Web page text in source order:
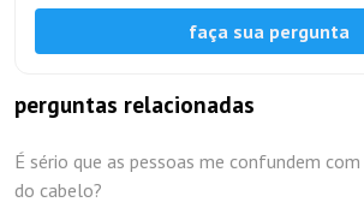
faça sua pergunta
perguntas relacionadas
É sério que as pessoas me confundem
do cabelo?